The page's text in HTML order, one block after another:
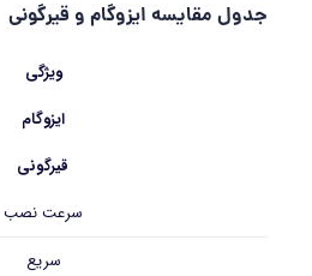
جدول مقایسه ایزوگام و قیرگونی
ویژگی
ایزوگام
قیرگونی
سرعت نصب
سریع